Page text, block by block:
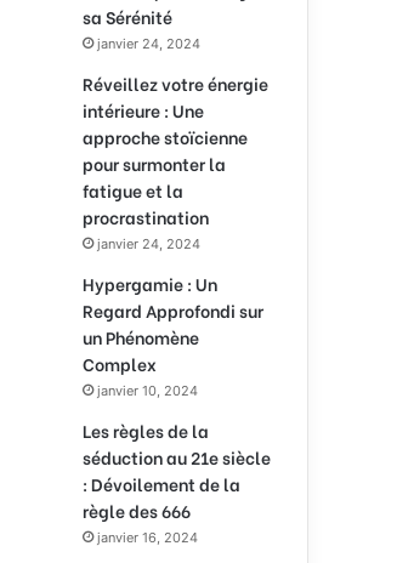
sa Sérénité
janvier 24, 2024
Réveillez votre énergie
intérieure : Une
approche stoïcienne
pour surmonter la
fatigue et la
procrastination
janvier 24, 2024
Hypergamie : Un
Regard Approfondi sur
un Phénomène
Complex
janvier 10, 2024
Les règles de la
séduction au 21e siècle
: Dévoilement de la
règle des 666
janvier 16, 2024